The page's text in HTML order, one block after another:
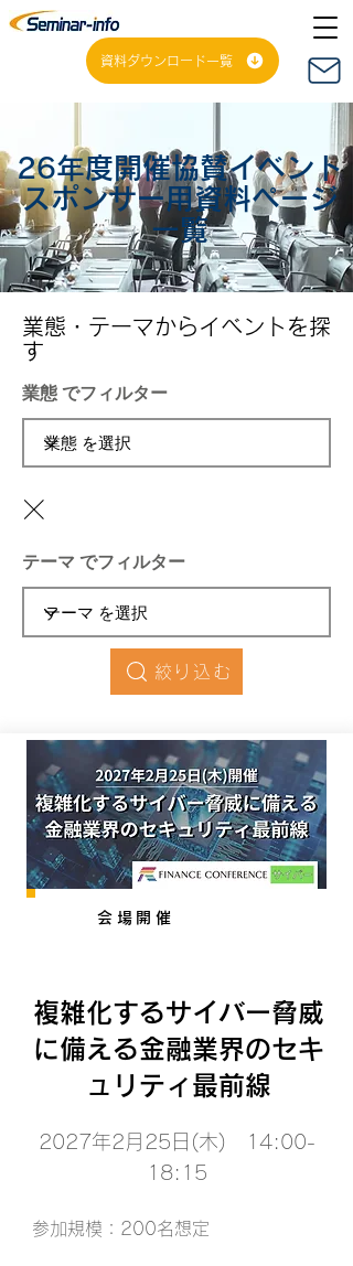
資料ダウンロード一覧
26年度開催協賛イベント
スポンサー用資料ページ
一覧
​業態・テーマからイベントを探
す
業態 でフィルター
×
テーマ でフィルター
絞り込む
会場開催
複雑化するサイバー脅威
に備える金融業界のセキ
ュリティ最前線
2027年2月25日(木) 14:00-
18:15
参加規模：200名想定